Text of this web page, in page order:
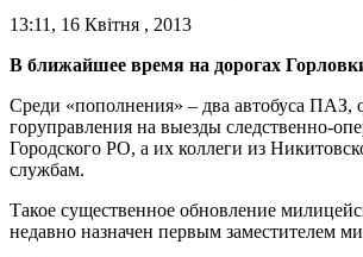
13:11, 16 Квітня , 2013
В ближайшее время на дорогах
Среди «пополнения» – два автобуса ПАЗ,
горуправления на выезды следственно-
Городского РО, а их коллеги из
службам.
Такое существенное обновление
недавно назначен первым заместителем